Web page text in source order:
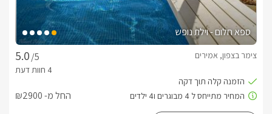
ספא חלום - וילת נופש
/5
צימר בצפון, אמירים
החל מ- ₪2900